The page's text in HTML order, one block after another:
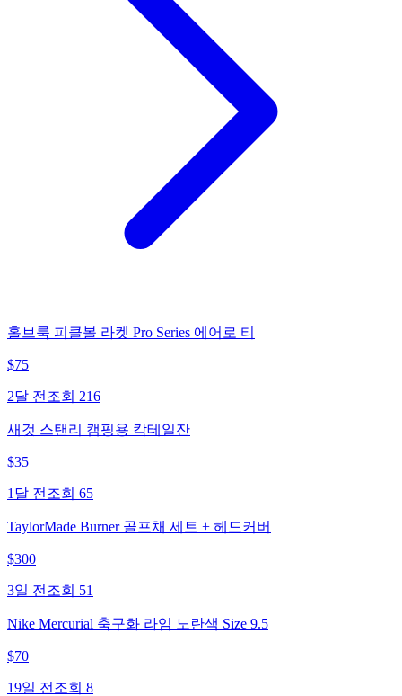
홀브룩 피클볼 라켓 Pro Series 에어로 티
$75
2달 전 조회 216
새것 스탠리 캠핑용 칵테일잔
$35
1달 전 조회 65
TaylorMade Burner 골프채 세트 + 헤드커버
$300
3일 전 조회 51
Nike Mercurial 축구화 라임 노란색 Size 9.5
$70
19일 전 조회 8